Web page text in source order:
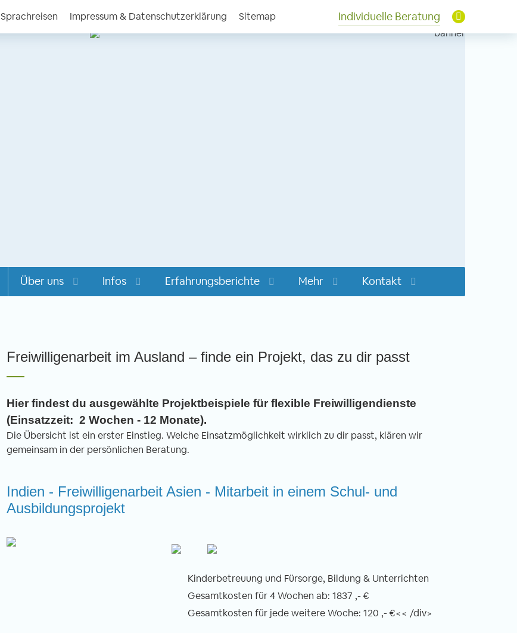
Sprachreisen Impressum & Datenschutzerklärung Sitemap Individuelle Beratung
Über uns Infos Erfahrungsberichte Mehr Kontakt
Freiwilligenarbeit im Ausland – finde ein Projekt, das zu dir passt
Hier findest du ausgewählte Projektbeispiele für flexible Freiwilligendienste
(Einsatzzeit: 2 Wochen - 12 Monate).
Die Übersicht ist ein erster Einstieg. Welche Einsatzmöglichkeit wirklich zu dir passt, klären wir
gemeinsam in der persönlichen Beratung.
Indien - Freiwilligenarbeit Asien - Mitarbeit in einem Schul- und
Ausbildungsprojekt
Kinderbetreuung und Fürsorge, Bildung & Unterrichten
Gesamtkosten für 4 Wochen ab: 1837 ,- €
Gesamtkosten für jede weitere Woche: 120 ,- €<< /div>